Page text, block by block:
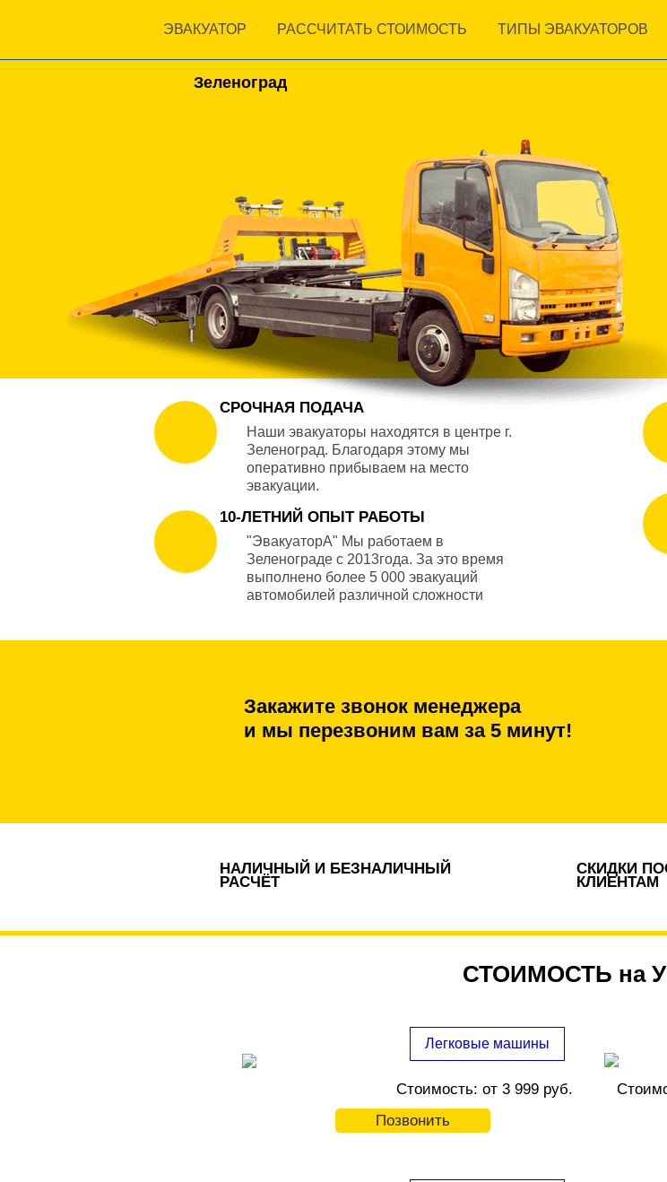
ЭВАКУАТОР РАССЧИТАТЬ СТОИМОСТЬ ТИПЫ ЭВАКУАТОРОВ
Зеленоград
СРОЧНАЯ ПОДАЧА
Наши эвакуаторы находятся в центре г.
Зеленоград. Благодаря этому мы
оперативно прибываем на место
эвакуации.
10-ЛЕТНИЙ ОПЫТ РАБОТЫ
"ЭвакуаторА" Мы работаем в
Зеленограде с 2013года. За это время
выполнено более 5 000 эвакуаций
автомобилей различной сложности
Закажите звонок менеджера
и мы перезвоним вам за 5 минут!
НАЛИЧНЫЙ И БЕЗНАЛИЧНЫЙ
РАСЧЁТ
СКИДКИ
КЛИЕНТАМ
СТОИМОСТЬ на
Легковые машины
Стоимость: от 3 999 руб.
Позвонить